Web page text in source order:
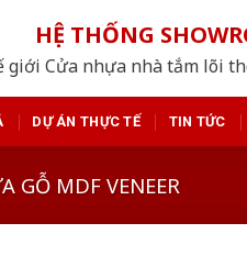
HỆ THỐNG
giới Cửa nhựa nhà tắm lõi
DỰ ÁN THỰC TẾ TIN TỨC
GỖ MDF VENEER